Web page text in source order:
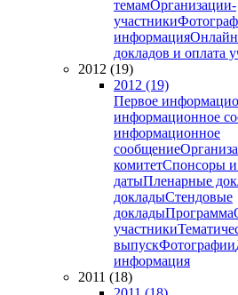
темамОрганизации-
участники
информацияОнлайн
докладов и оплата
2012 (19)
2012 (19)
Первое
информационное
информационное
сообщение
комитетСпонсоры
датыПленарные
докладыСтендовые
докладыПрограмма
участники
выпускФотографии
информация
2011 (18)